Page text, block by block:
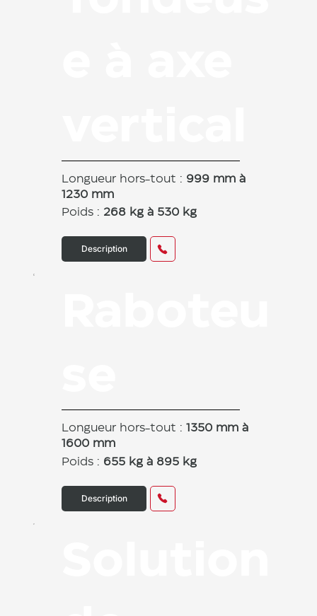
Longueur hors-tout : 999 mm à
1230 mm
Poids : 268 kg à 530 kg
Description
Longueur hors-tout : 1350 mm à
1600 mm
Poids : 655 kg à 895 kg
Description